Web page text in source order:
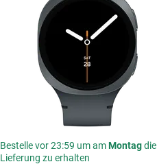
Bestelle vor 23:59 um amMontagdie
Lieferung zu erhalten